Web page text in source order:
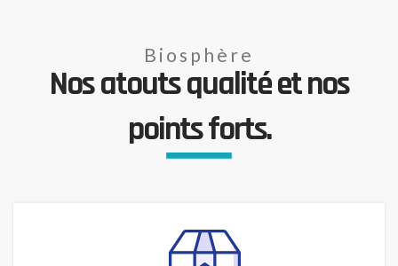
Biosphère
Nos atouts qualité et nos
points forts.